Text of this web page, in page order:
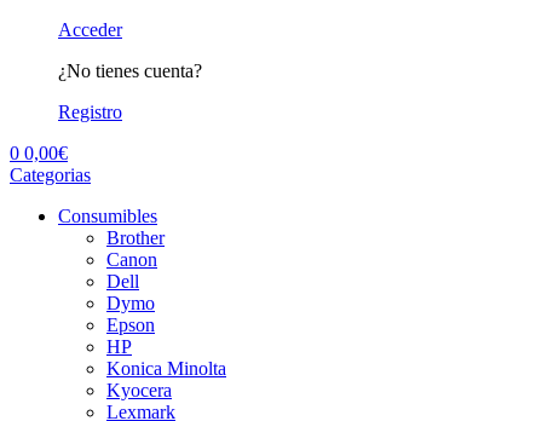
Acceder
¿No tienes cuenta?
Registro
0 0,00€
Categorias
Consumibles
Brother
Canon
Dell
Dymo
Epson
HP
Konica Minolta
Kyocera
Lexmark